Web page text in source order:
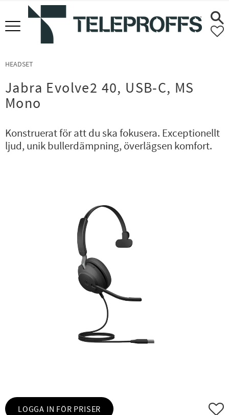
Meny
HEADSET
Jabra Evolve2 40, USB-C, MS
Mono
Konstruerat för att du ska fokusera. Exceptionellt
ljud, unik bullerdämpning, överlägsen komfort.
LOGGA IN FÖR PRISER Lägg